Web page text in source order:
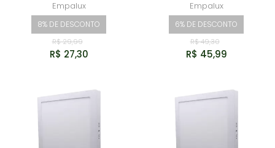
Empalux
8% DE DESCONTO
R$ 29,99
R$ 27,30
Empalux
6% DE DESCONTO
R$ 49,30
R$ 45,99